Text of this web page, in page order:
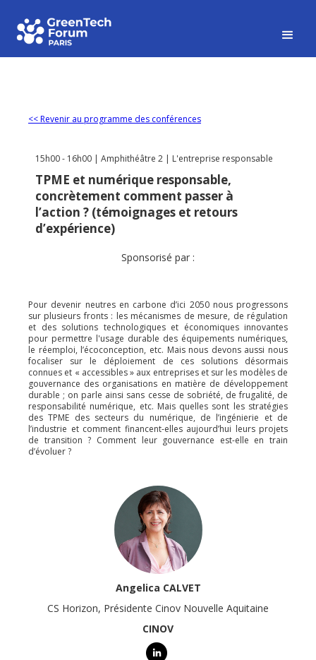
<< Revenir au programme des conférences
15h00 - 16h00 | Amphithéâtre 2 | L'entreprise responsable
TPME et numérique responsable,
concrètement comment passer à
l’action ? (témoignages et retours
d’expérience)
Sponsorisé par :
Pour devenir neutres en carbone d’ici 2050 nous progressons
sur plusieurs fronts : les mécanismes de mesure, de régulation
et des solutions technologiques et économiques innovantes
pour permettre l'usage durable des équipements numériques,
le réemploi, l’écoconception, etc. Mais nous devons aussi nous
focaliser sur le déploiement de ces solutions désormais
connues et « accessibles » aux entreprises et sur les modèles de
gouvernance des organisations en matière de développement
durable ; on parle ainsi sans cesse de sobriété, de frugalité, de
responsabilité numérique, etc. Mais quelles sont les stratégies
des TPME des secteurs du numérique, de l’ingénierie et de
l’industrie et comment financent-elles aujourd’hui leurs projets
de transition ? Comment leur gouvernance est-elle en train
d’évoluer ?
Angelica CALVET
CS Horizon, Présidente Cinov Nouvelle Aquitaine
CINOV